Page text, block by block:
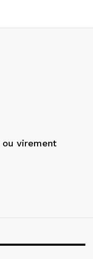
ou virement